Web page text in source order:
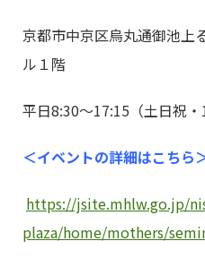
京都市中京区烏丸通御池
ル１階
平日8:30～17:15（土日祝・
＜イベントの詳細はこちら
https://jsite.mhlw.go.jp/
plaza/home/mothers/